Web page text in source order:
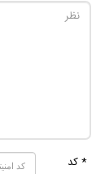
* کد